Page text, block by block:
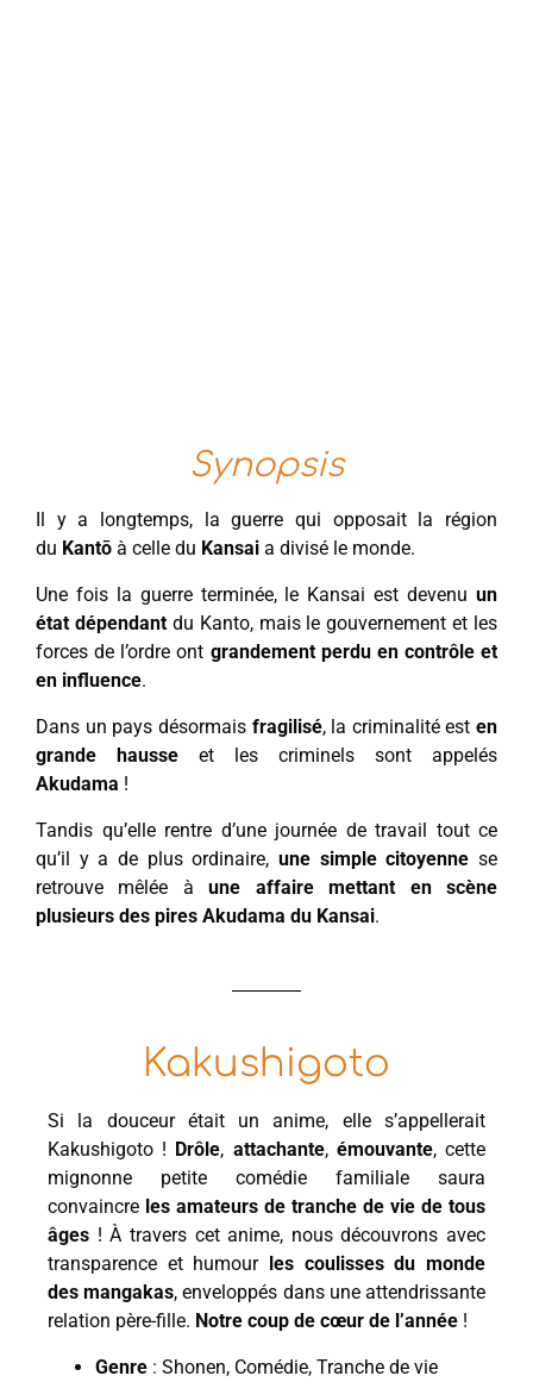
Synopsis
Il y a longtemps, la guerre qui opposait la région
du Kantō à celle du Kansai a divisé le monde.
Une fois la guerre terminée, le Kansai est devenu un
état dépendantdu Kanto, mais le gouvernement et les
forces de l’ordre ont grandement perdu en contrôle et
en influence.
Dans un pays désormais fragilisé, la criminalité est en
grande hausse et les criminels sont appelés
Akudama !
Tandis qu’elle rentre d’une journée de travail tout ce
qu’il y a de plus ordinaire, une simple citoyenne se
retrouve mêlée àune affaire mettant en scène
plusieurs des pires Akudama du Kansai.
Kakushigoto
Si la douceur était un anime, elle s’appellerait
Kakushigoto ! Drôle, attachante, émouvante, cette
mignonne petite comédie familiale saura
convaincre les amateurs de tranche de vie de tous
âges ! À travers cet anime, nous découvrons avec
transparence et humour les coulisses du monde
des mangakas, enveloppés dans une attendrissante
relation père-fille. Notre coup de cœur de l’année !
Genre : Shonen, Comédie, Tranche de vie